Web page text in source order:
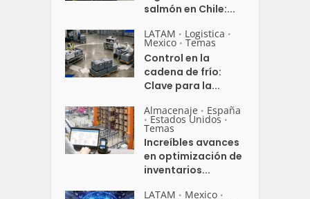
salmón en Chile:...
LATAM • Logistica •
Mexico • Temas
Control en la
cadena de frío:
Clave para la...
Almacenaje • España
• Estados Unidos •
Temas
Increíbles avances
en optimización de
inventarios...
LATAM • Mexico •